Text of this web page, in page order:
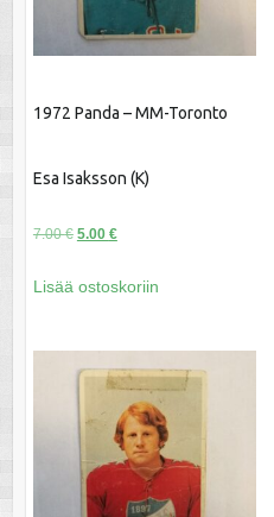
1972 Panda – MM-Toronto
Esa Isaksson (K)
7.00€ Alkuperäinen
oli:
5.00 €Nykyinen
on:
Lisää ostoskoriin